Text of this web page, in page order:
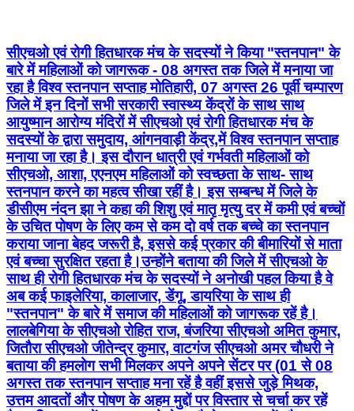
सीएचओ एवं रोगी हितधारक मंच के सदस्यों ने किया "स्तनपान" के
बारे में महिलाओं को जागरूक - 08 अगस्त तक जिले में मनाया जा
रहा है विश्व स्तनपान सप्ताह मोतिहारी, 07 अगस्त 26 पूर्वी चम्पारण
जिले में इन दिनों सभी सरकारी स्वास्थ्य केंद्रों के साथ साथ
आयुष्मान आरोग्य मंदिरों में सीएचओ एवं रोगी हितधारक मंच के
सदस्यों के द्वारा समुदाय, आंगनवाड़ी केंद्र,में विश्व स्तनपान सप्ताह
मनाया जा रहा है। इस दौरान धात्री एवं गर्भवती महिलाओं को
सीएचओ, आशा, एएनएम महिलाओं को स्वच्छता के साथ- साथ
स्तनपान करने का महत्व सीखा रहीं है। इस सम्बन्ध में जिले के
डीसीएम नंदन झा ने कहा की शिशु एवं मातृ मृत्यु दर में कमी एवं बच्चों
के उचित पोषण के लिए कम से कम दो वर्ष तक बच्चे का स्तनपान
कराया जाना बेहद जरूरी है, इससे कई प्रकार की बीमारियों से माता
एवं बच्चा सुरक्षित रहता है।उन्होंने बताया की जिले में सीएचओ के
साथ ही रोगी हितधारक मंच के सदस्यों ने अनोखी पहल किया है वे
अब कई फाइलेरिया, कालाजार, डेंगू, डायरिया के साथ ही
"स्तनपान" के बारे में समाज की महिलाओं को जागरूक रहें है।
लालबेगिया के सीएचओ रोहित राज, बंजरिया सीएचओ अमित कुमार,
जितौरा सीएचओ जीतेन्द्र कुमार, वाटगंज सीएचओ अमर चौधरी ने
बताया की हमलोग सभी मिलकर अपने अपने सेंटर पर (01 से 08
अगस्त तक स्तनपान सप्ताह मना रहें है वहीं इससे जुड़े मिथक,
उत्तम आदतों और पोषण के अहम मुद्दों पर विस्तार से चर्चा कर रहें